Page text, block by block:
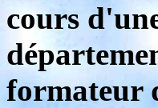
cours
formateur